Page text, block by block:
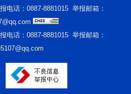
电话：0887-8881015 举报邮箱：
电话：0887-8881015 举报邮箱：